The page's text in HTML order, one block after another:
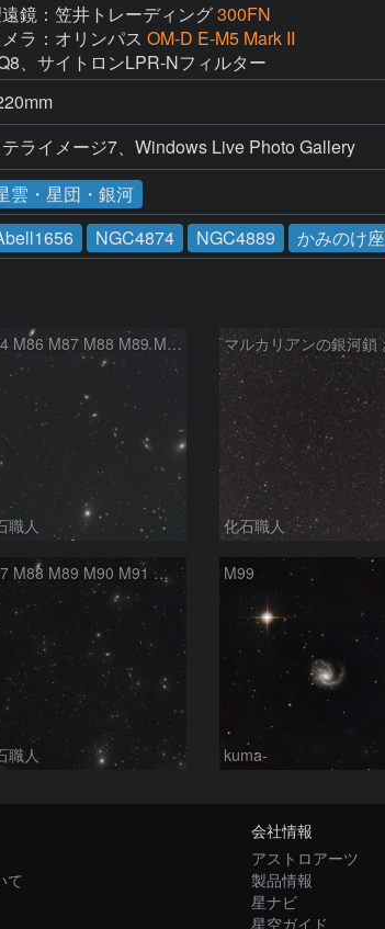
鏡：笠井トレーディング300FN
ラ：オリンパス OM-D E-M5 Mark II
、サイトロンLPR-Nフィルター
ライメージ7、Windows Live Photo Gallery
雲・星団・銀河
NGC4874 NGC4889 かみのけ座
M84 M86 M87 M88 M89 M90 M91 マルカリアンの銀河鎖 おとめ座 かみのけ座
職人 化石職人
M87 M88 M89 M90 M91 マルカリアンの銀河鎖 おとめ座 かみのけ座
職人
M99
kuma-
て
会社情報
アストロアーツ
製品情報
星ナビ
星空ガイド